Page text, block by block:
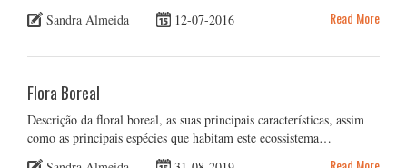
Sandra Almeida
12-07-2016 Read More
Flora Boreal
Descrição da floral boreal, as suas principais características, assim
como as principais espécies que habitam este ecossistema…